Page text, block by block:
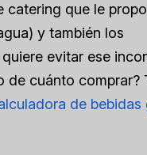
catering que le
y también los
evitar ese
de cuánto comprar?
de bebidas